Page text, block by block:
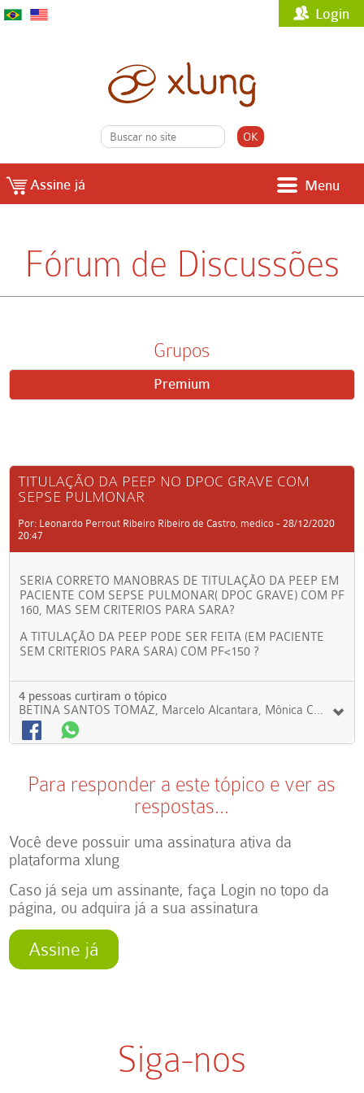
Login
Assine já Menu
Fórum de Discussões
Grupos
Premium
TITULAÇÃO DA PEEP NO DPOC GRAVE COM
SEPSE PULMONAR
Por: Leonardo Perrout Ribeiro Ribeiro de Castro, medico - 28/12/2020
20:47
SERIA CORRETO MANOBRAS DE TITULAÇÃO DA PEEP EM
PACIENTE COM SEPSE PULMONAR( DPOC GRAVE) COM PF
160, MAS SEM CRITERIOS PARA SARA?
A TITULAÇÃO DA PEEP PODE SER FEITA (EM PACIENTE
SEM CRITERIOS PARA SARA) COM PF<150 ?
4 pessoas curtiram o tópico
BETINA SANTOS TOMAZ, Marcelo Alcantara, Mônica Cassemiro dos Santos Fonseca, Leonardo Perrout Ribeiro Ribeiro de Castro
Para responder a este tópico e ver as
respostas...
Você deve possuir uma assinatura ativa da
plataforma xlung
Caso já seja um assinante, faça Login no topo da
página, ou adquira já a sua assinatura
Assine já
Siga-nos